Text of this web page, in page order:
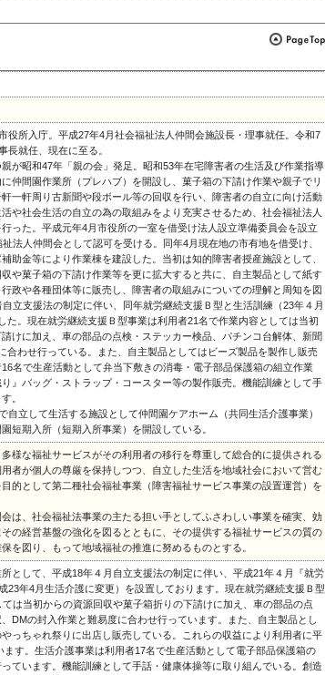
所入庁。平成27年4月社会福祉法人仲間会施設長・理事就任。令和7
長就任、現在に至る。
が昭和47年「親の会」発足。昭和53年在宅障害者の生活及び作業指導
仲間園作業所（プレハブ）を開設し、菓子箱の下請け作業や親子でリ
一軒周り古新聞や段ボール等の回収を行い、障害者の自立に向け活動
や社会生活の自立の為の取組みをより充実させるため、社会福祉法人
った。平成元年4月市役所の一室を借受け法人設立準備委員会を設立
法人仲間会として認可を受ける。同年4月現在地の市有地を借受け、
助金等により作業棟を建設した。当初は知的障害者授産施設として、
や菓子箱の下請け作業等を更に拡大すると共に、自主製品として紙す
政や各種団体等に販売し、障害者の取組みについての理解と周知を図
立支援法の制定に伴い、同年就労継続支援Ｂ型と生活訓練（23年４月
た。現在就労継続支援Ｂ型事業は利用者21名で作業内容としては当初
けに加え、車の部品の点検・ステッカー検品、パチンコ台解体、新聞
合わせ行っている。また、自主製品としてはビーズ製品を製作し販売
名で生産活動として弁当下敷きの消毒・電子部品保護箱の組立作業
』バッグ・ストラップ・コースター等の製作販売。機能訓練として手
。
自立して生活する施設として仲間園ケアホーム（共同生活介護事業）
短期入所（短期入所事業）を開設している。
多様な福祉サービスがその利用者の移行を尊重して総合的に提供される
者が個人の尊厳を保持しつつ、自立した生活を地域社会において営む
的として第二種社会福祉事業（障害福祉サービス事業の設置運営）を
会は、社会福祉法事業の主たる担い手としてふさわしい事業を確実、効
の経営基盤の強化を図るとともに、その提供する福祉サービスの質の
を図り、もって地域福祉の推進に努めるものとする。
として、平成18年４月自立支援法の制定に伴い、平成21年４月『就労
23年4月生活介護に変更）を設置しております。現在就労継続支援Ｂ型
は当初からの資源回収や菓子箱折りの下請けに加え、車の部品の点
DMの封入作業と難易度に合わせ行っています。また、自主製品とし
っちゃれ祭りに出店し販売している。これらの収益により利用者に平
す。生活介護事業は利用者17名で生産活動として電子部品保護箱の
ています。機能訓練として手話・健康体操等に取り組んでいる。創造